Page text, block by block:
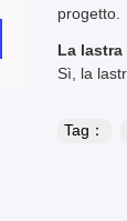
progetto.
La
Sì, la
Tag：